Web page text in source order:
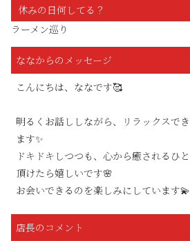
休みの日何してる？
ラーメン巡り
ななからのメッセージ
こんにちは、ななです🥰
明るくお話ししながら、リラックスで
ます✨
ドキドキしつつも、心から癒されるひ
頂けたら嬉しいです🌸
お会いできるのを楽しみにしています💫
店長のコメント